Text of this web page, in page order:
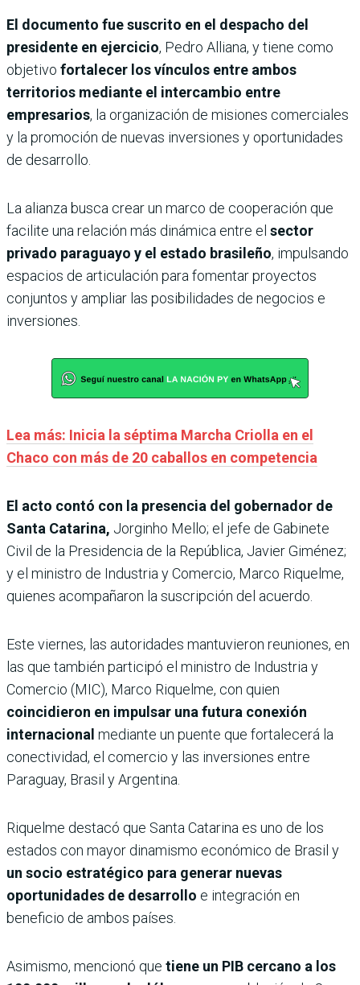
El documento fue suscrito en el despacho del
presidente en ejercicio, Pedro Alliana, y tiene como
objetivo fortalecer los vínculos entre ambos
territorios mediante el intercambio entre
empresarios, la organización de misiones comerciales
y la promoción de nuevas inversiones y oportunidades
de desarrollo.
La alianza busca crear un marco de cooperación que
facilite una relación más dinámica entre el sector
privado paraguayo y el estado brasileño, impulsando
espacios de articulación para fomentar proyectos
conjuntos y ampliar las posibilidades de negocios e
inversiones.
Lea más: Inicia la séptima Marcha Criolla en el
Chaco con más de 20 caballos en competencia
El acto contó con la presencia del gobernador de
Santa Catarina, Jorginho Mello; el jefe de Gabinete
Civil de la Presidencia de la República, Javier Giménez;
y el ministro de Industria y Comercio, Marco Riquelme,
quienes acompañaron la suscripción del acuerdo.
Este viernes, las autoridades mantuvieron reuniones, en
las que también participó el ministro de Industria y
Comercio (MIC), Marco Riquelme, con quien
coincidieron en impulsar una futura conexión
internacional mediante un puente que fortalecerá la
conectividad, el comercio y las inversiones entre
Paraguay, Brasil y Argentina.
Riquelme destacó que Santa Catarina es uno de los
estados con mayor dinamismo económico de Brasil y
un socio estratégico para generar nuevas
oportunidades de desarrollo e integración en
beneficio de ambos países.
Asimismo, mencionó que tiene un PIB cercano a los